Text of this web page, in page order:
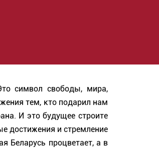
символ свободы, мира,
тем, кто подарил нам
И это будущее строите
достижения и стремление
Беларусь процветает, а в